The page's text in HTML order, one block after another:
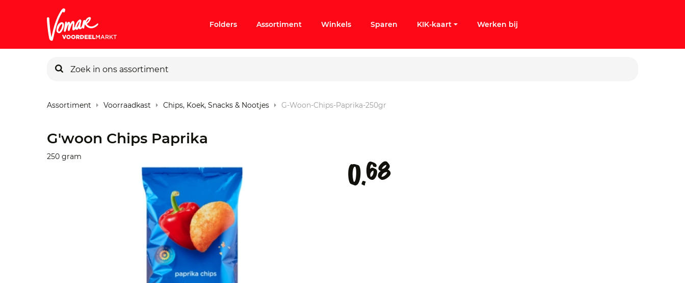
Pincode vergeten
Folders Assortiment Winkels Sparen KIK-kaart Werken bij
Assortiment Voorraadkast Chips, Koek, Snacks & Nootjes G-Woon-Chips-Paprika-250gr
G'woon Chips Paprika
250 gram
0.68